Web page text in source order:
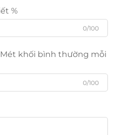
%
0/100
khối bình thường mỗi
0/100